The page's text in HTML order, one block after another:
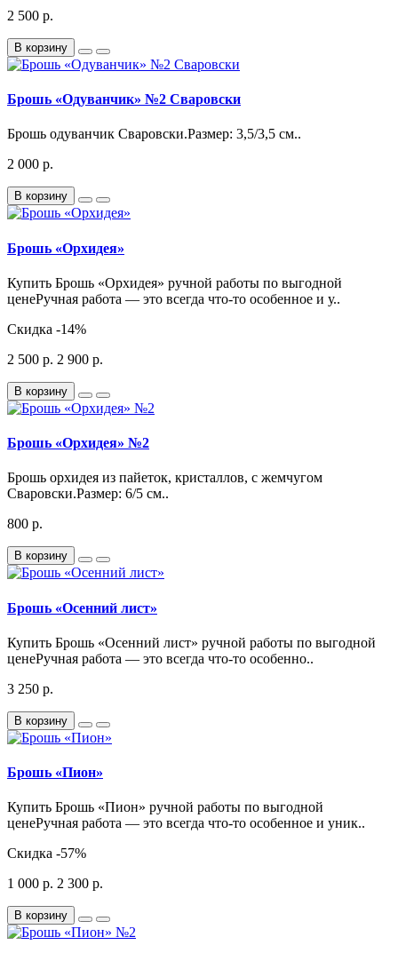
2 500 р.
В корзину
Брошь «Одуванчик» №2 Сваровски
Брошь одуванчик Сваровски.Размер: 3,5/3,5 см..
2 000 р.
В корзину
Брошь «Орхидея»
Купить Брошь «Орхидея» ручной работы по выгодной
ценеРучная работа — это всегда что-то особенное и у..
Скидка -14%
2 500 р. 2 900 р.
В корзину
Брошь «Орхидея» №2
Брошь орхидея из пайеток, кристаллов, с жемчугом
Сваровски.Размер: 6/5 см..
800 р.
В корзину
Брошь «Осенний лист»
Купить Брошь «Осенний лист» ручной работы по выгодной
ценеРучная работа — это всегда что-то особенно..
3 250 р.
В корзину
Брошь «Пион»
Купить Брошь «Пион» ручной работы по выгодной
ценеРучная работа — это всегда что-то особенное и уник..
Скидка -57%
1 000 р. 2 300 р.
В корзину